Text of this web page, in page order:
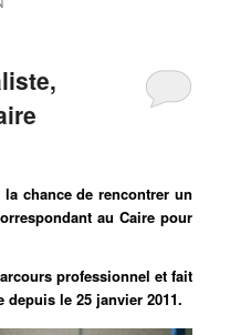
chance de rencontrer un
au Caire pour
professionnel et fait
le 25 janvier 2011.